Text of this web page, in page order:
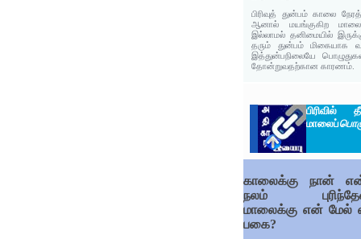
பிரிவுத் துன்பம் காலை
ஆனால் மயங்குகிற
இல்லாமல் தனிமையில்
தரும் துன்பம் மிகையாக
இத்துன்பநிலையே
தோன்றுவதற்கான காரணம்.
மாலைப்
காலைக்கு நான்
நலம்
மாலைக்கு என் மேல்
பகை?